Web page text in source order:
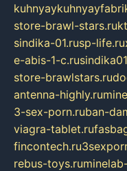
store-brawl-stars.ru
sindika-01.rusp-life.ru
e-abis-1-c.ru
store-brawlstars.ru
antenna-highly.ru
3-sex-porn.ruban-
viagra-tablet.ru
fincontech.ru
rebus-toys.ru